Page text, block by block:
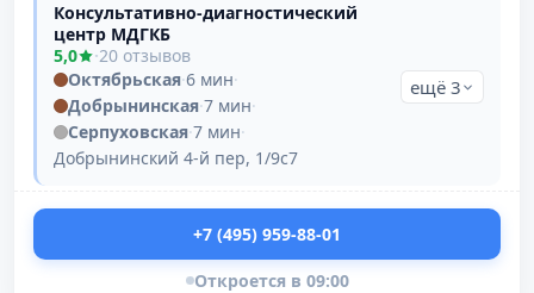
Консультативно-диагностический
центр МДГКБ
5,0
·20 отзывов
Октябрьская·6 мин·
Добрынинская·7 мин·
Серпуховская·7 мин·
Добрынинский 4-й пер, 1/9с7
ещё 3
+7 (495) 959-88-01
Откроется в 09:00